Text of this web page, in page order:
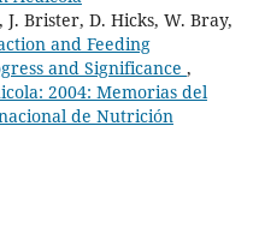
Brister, D. Hicks, W. Bray,
and Feeding
and Significance ,
2004: Memorias del
de Nutrición